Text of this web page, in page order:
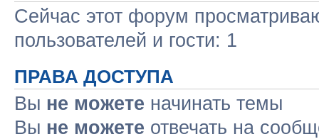
Сейчас этот форум
пользователей и гости: 1
ПРАВА ДОСТУПА
Вы не можете начинать темы
Вы не можете отвечать на